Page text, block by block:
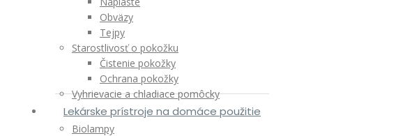
Obväzy
Tejpy
Starostlivosť o pokožku
Čistenie pokožky
Ochrana pokožky
Vyhrievacie a chladiace pomôcky
Lekárske prístroje na domáce použitie
Biolampy